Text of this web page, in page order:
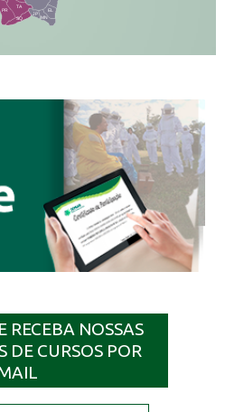
EL
JP
PR
TA
SQ MN
RECEBA NOSSAS
DE CURSOS POR